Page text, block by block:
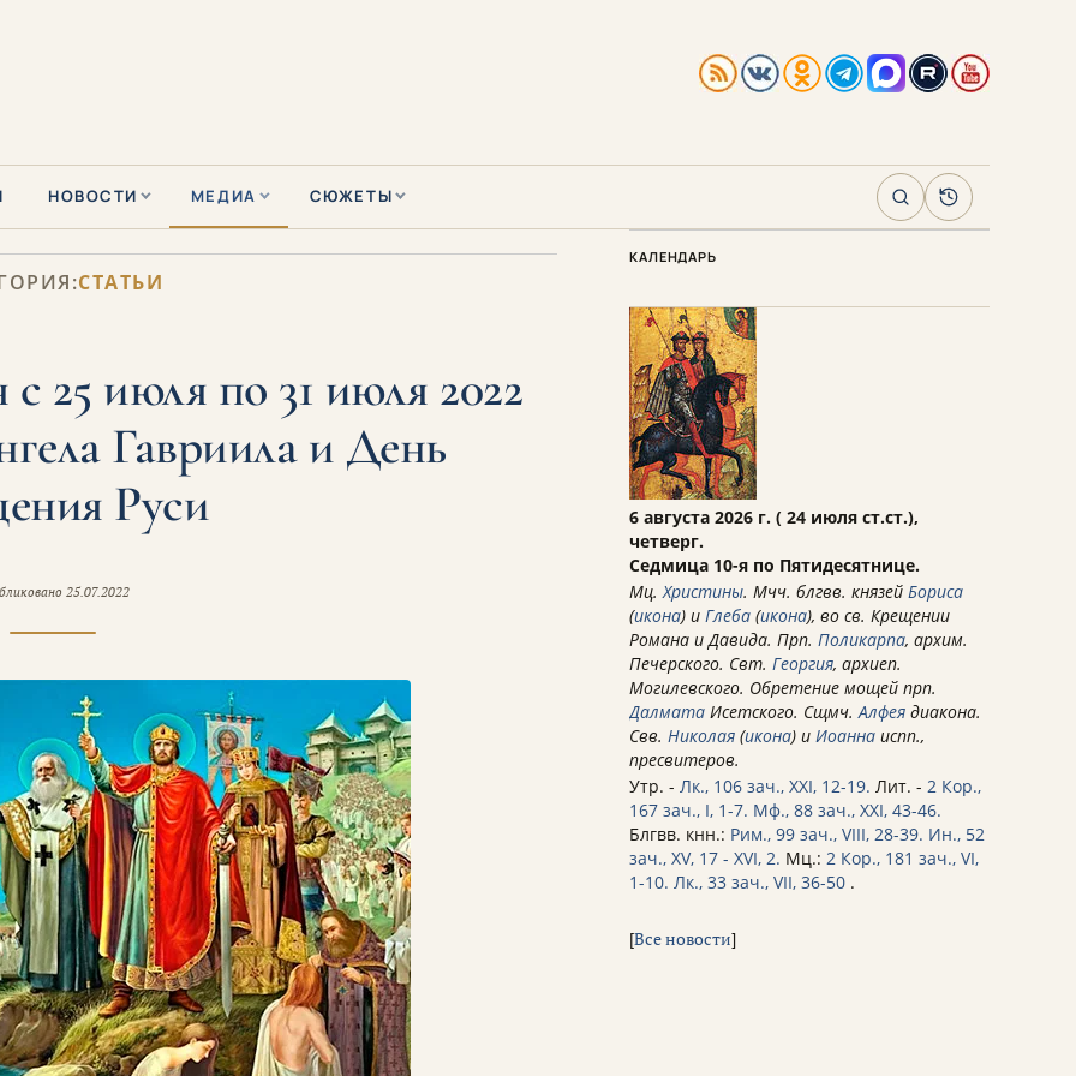
НОВОСТИ МЕДИА СЮЖЕТЫ ПоискАрхив
СТАТЬИ
25 июля по 31 июля 2022
Гавриила и День
Руси
25.07.2022
КАЛЕНДАРЬ
6 августа 2026 г. ( 24 июля ст.ст.),
четверг.
Седмица 10-я по Пятидесятнице.
Мц.Христины. Мчч. блгвв. князей Бориса
(икона) и Глеба (икона), во св. Крещении
Романа и Давида. Прп. Поликарпа, архим.
Печерского. Свт. Георгия, архиеп.
Могилевского. Обретение мощей прп.
Далмата Исетского. Сщмч.Алфея диакона.
Свв. Николая (икона) и Иоанна испп.,
пресвитеров.
Утр. - Лк., 106 зач., XXI, 12-19. Лит. - 2 Кор.,
167 зач., I, 1-7. Мф., 88 зач., XXI, 43-46.
Блгвв. кнн.: Рим., 99 зач., VIII, 28-39. Ин., 52
зач., XV, 17 - XVI, 2. Мц.: 2 Кор., 181 зач., VI,
1-10. Лк., 33 зач., VII, 36-50 .
[Все новости]